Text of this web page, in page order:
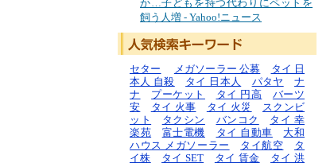
か…子どもを持つ代わりにペットを
飼う人増 - Yahoo!ニュース
セター メガソーラー 公募
タイ 日
本人 自殺
タイ 日本人 パタヤ
ナ
ナ
プーケット タイ 円高
バーツ
安
タイ 火事 タイ 火災
スクンビ
ット
タクシン バンコク
タイ 幸
楽苑
富士電機 タイ 自動車
大和
ハウス メガソーラー
タイ航空
タ
イ株
タイ SET タイ 賃金 タイ 洪